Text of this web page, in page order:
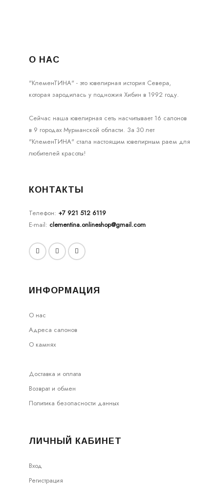
О НАС
"КлеменТИНА" - это ювелирная история Севера,
которая зародилась у подножия Хибин в 1992 году.
Сейчас наша ювелирная сеть насчитывает 16 салонов
в 9 городах Мурманской области. За 30 лет
"КлеменТИНА" стала настоящим ювелирным раем для
любителей красоты!
КОНТАКТЫ
Телефон: +7 921 512 6119
E-mail: clementina.onlineshop@gmail.com
ИНФОРМАЦИЯ
О нас
Адреса салонов
О камнях
Доставка и оплата
Возврат и обмен
Политика безопасности данных
ЛИЧНЫЙ КАБИНЕТ
Вход
Регистрация